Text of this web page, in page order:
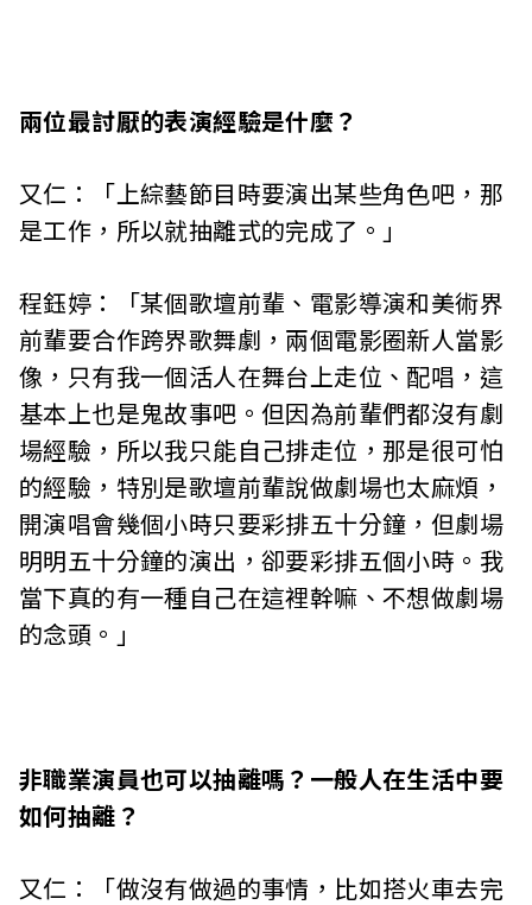
兩位最討厭的表演經驗是什麼？
又仁：「上綜藝節目時要演出某些角色吧，那
是工作，所以就抽離式的完成了。」
程鈺婷：「某個歌壇前輩、電影導演和美術界
前輩要合作跨界歌舞劇，兩個電影圈新人當影
像，只有我一個活人在舞台上走位、配唱，這
基本上也是鬼故事吧。但因為前輩們都沒有劇
場經驗，所以我只能自己排走位，那是很可怕
的經驗，特別是歌壇前輩說做劇場也太麻煩，
開演唱會幾個小時只要彩排五十分鐘，但劇場
明明五十分鐘的演出，卻要彩排五個小時。我
當下真的有一種自己在這裡幹嘛、不想做劇場
的念頭。」
非職業演員也可以抽離嗎？一般人在生活中要
如何抽離？
又仁：「做沒有做過的事情，比如搭火車去完